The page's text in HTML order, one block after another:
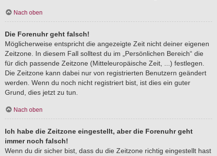
Nach oben
Die Forenuhr geht falsch!
Möglicherweise entspricht die angezeigte Zeit nicht deiner eigenen
Zeitzone. In diesem Fall solltest du im „Persönlichen Bereich“ die
für dich passende Zeitzone (Mitteleuropäische Zeit, ...) festlegen.
Die Zeitzone kann dabei nur von registrierten Benutzern geändert
werden. Wenn du noch nicht registriert bist, ist dies ein guter
Grund, dies jetzt zu tun.
Nach oben
Ich habe die Zeitzone eingestellt, aber die Forenuhr geht
immer noch falsch!
Wenn du dir sicher bist, dass du die Zeitzone richtig eingestellt hast